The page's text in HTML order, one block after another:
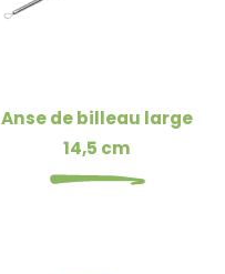
Anse de billeau large
14,5 cm